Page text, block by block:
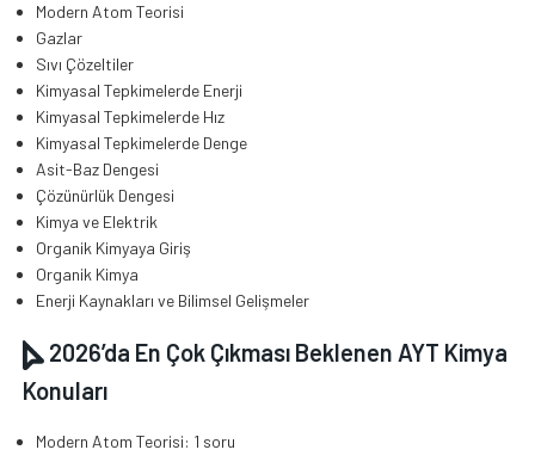
Modern Atom Teorisi
Gazlar
Sıvı Çözeltiler
Kimyasal Tepkimelerde Enerji
Kimyasal Tepkimelerde Hız
Kimyasal Tepkimelerde Denge
Asit-Baz Dengesi
Çözünürlük Dengesi
Kimya ve Elektrik
Organik Kimyaya Giriş
Organik Kimya
Enerji Kaynakları ve Bilimsel Gelişmeler
2026’da En Çok Çıkması Beklenen AYT Kimya
Konuları
Modern Atom Teorisi: 1 soru